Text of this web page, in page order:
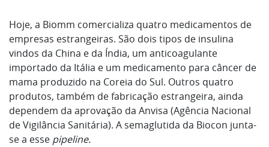
Hoje, a Biomm comercializa quatro medicamentos de
empresas estrangeiras. São dois tipos de insulina
vindos da China e da Índia, um anticoagulante
importado da Itália e um medicamento para câncer de
mama produzido na Coreia do Sul. Outros quatro
produtos, também de fabricação estrangeira, ainda
dependem da aprovação da Anvisa (Agência Nacional
de Vigilância Sanitária). A semaglutida da Biocon junta-
se a esse pipeline.